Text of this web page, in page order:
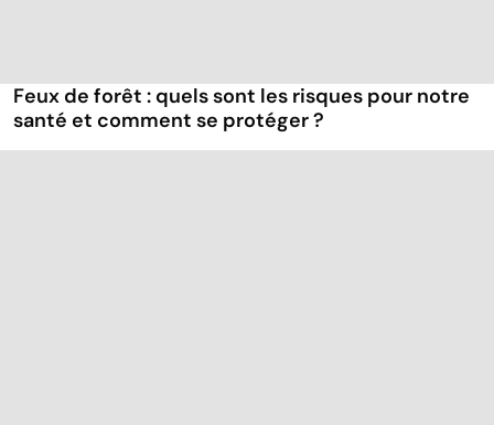
Feux de forêt : quels sont les risques pour notre
santé et comment se protéger ?